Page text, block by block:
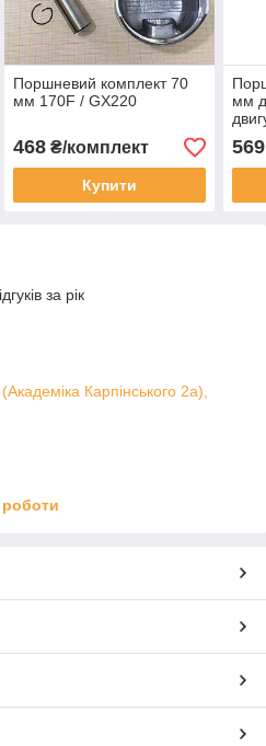
Поршневий комплект 70
мм 170F / GX220
468₴/комплект
Купити
мм
569
за рік
Карпінського 2а),
роботи